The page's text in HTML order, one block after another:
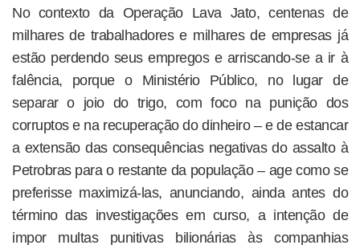
No contexto da Operação Lava Jato, centenas de
milhares de trabalhadores e milhares de empresas já
estão perdendo seus empregos e arriscando-se a ir à
falência, porque o Ministério Público, no lugar de
separar o joio do trigo, com foco na punição dos
corruptos e na recuperação do dinheiro – e de estancar
a extensão das consequências negativas do assalto à
Petrobras para o restante da população – age como se
preferisse maximizá-las, anunciando, ainda antes do
término das investigações em curso, a intenção de
impor multas punitivas bilionárias às companhias